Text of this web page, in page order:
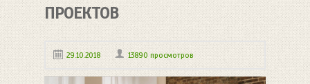
ОСВЕЩЕНИЕ
САД
HANDMADE
ПРОЕКТОВ
29.10.2018 13890 просмотров